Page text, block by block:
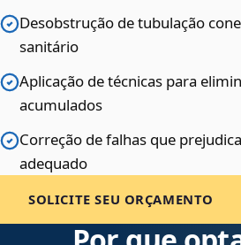
Desobstrução de tubulação
sanitário
Aplicação de técnicas para
acumulados
Correção de falhas que
adequado
SOLICITE SEU ORÇAMENTO